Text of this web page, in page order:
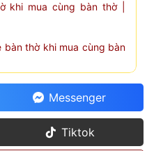
khi mua cùng bàn thờ |
bàn thờ khi mua cùng bàn
Messenger
Tiktok